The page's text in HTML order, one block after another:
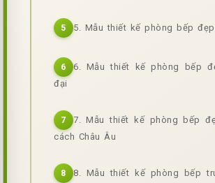
5 5. Mẫu thiết kế phòng bếp
6
6. Mẫu thiết kế phòng bếp
đại
7
7. Mẫu thiết kế phòng bếp
cách Châu Âu
8
8. Mẫu thiết kế phòng bếp